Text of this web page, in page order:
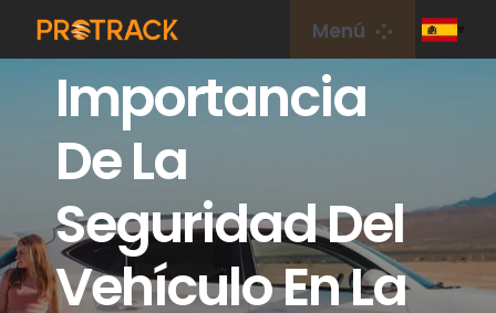
saltar
contenido
Menú
Hogar
Rastreador de GPS
Plataforma GPS
Importancia
De La
Seguridad Del
Vehículo En La